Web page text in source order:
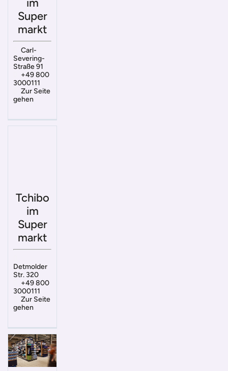
Super
markt
Carl-
Severing-
Straße 91
+49 800
3000111
Zur Seite
gehen
Tchibo
im
Super
markt
Detmolder
Str. 320
+49 800
3000111
Zur Seite
gehen